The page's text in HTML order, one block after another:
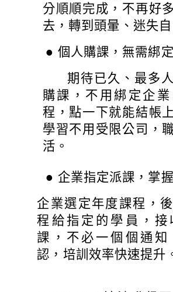
分順順完成，不再好
去，轉到頭暈、迷失自
● 個人購課，無需綁定
期待已久、最多人
購課，不用綁定企
程，點一下就能結帳
學習不用受限公司，
活。
● 企業指定派課，掌
企業選定年度課程，
程給指定的學員，接
課，不必一個個通知
認，培訓效率快速提升